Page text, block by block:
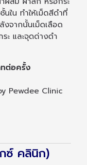
ใน ทำให้เม็ดสีดำที่
จากนั้นเม็ดเลือด
ะ และจุดด่างดำ
ทต่อครั้ง
Pewdee Clinic
ซ์ คลินิก)